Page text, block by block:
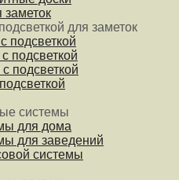
заметок
для заметок
подсветкой
подсветкой
подсветкой
системы
для дома
для заведений
системы